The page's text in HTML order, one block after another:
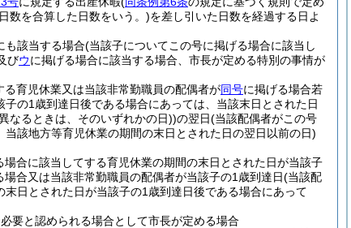
数を合算した日数をいう。)を差し引いた日数を経過する日よ
も該当する場合(当該子についてこの号に掲げる場合に該当し
びウに掲げる場合に該当する場合、市長が定める特別の事情が
る育児休業又は当該非常勤職員の配偶者が同号に掲げる場合若
の1歳到達日後である場合にあっては、当該末日とされた日
なるときは、そのいずれかの日))の翌日(当該配偶者がこの号
該地方等育児休業の期間の末日とされた日の翌日以前の日)
場合に該当してする育児休業の期間の末日とされた日が当該子
合又は当該非常勤職員の配偶者が当該子の1歳到達日(当該配
日とされた日が当該子の1歳到達日後である場合にあって
要と認められる場合として市長が定める場合